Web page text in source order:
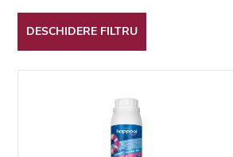
l
e
DESCHIDERE FILTRU